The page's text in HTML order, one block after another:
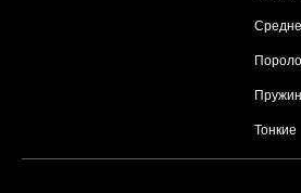
Тонкие